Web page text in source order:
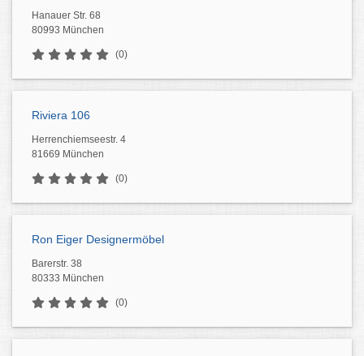
Hanauer Str. 68
80993 München
(0)
Riviera 106
Herrenchiemseestr. 4
81669 München
(0)
Ron Eiger Designermöbel
Barerstr. 38
80333 München
(0)